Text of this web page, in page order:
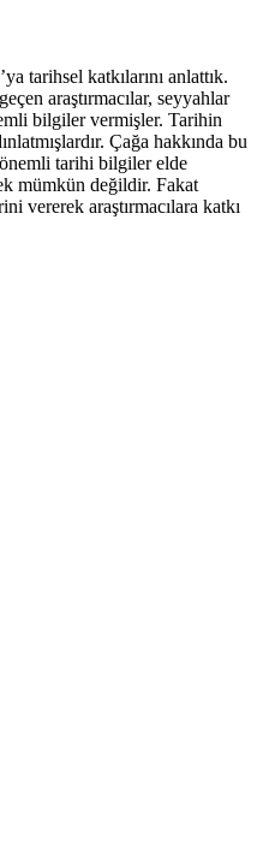
tarihsel katkılarını anlattık.
araştırmacılar, seyyahlar
bilgiler vermişler. Tarihin
Çağa hakkında bu
önemli tarihi bilgiler elde
mümkün değildir. Fakat
vererek araştırmacılara katkı